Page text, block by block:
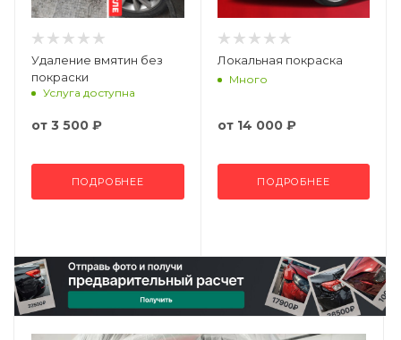
Удаление вмятин без
покраски
Услуга доступна
от 3 500 ₽
ПОДРОБНЕЕ
Локальная покраска
Много
от 14 000 ₽
ПОДРОБНЕЕ